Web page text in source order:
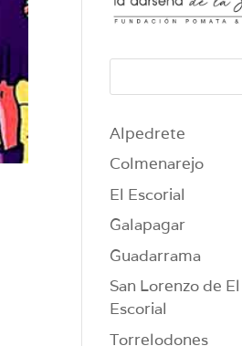
Alpedrete
Colmenarejo
El Escorial
Galapagar
Guadarrama
San Lorenzo de El
Escorial
Torrelodones